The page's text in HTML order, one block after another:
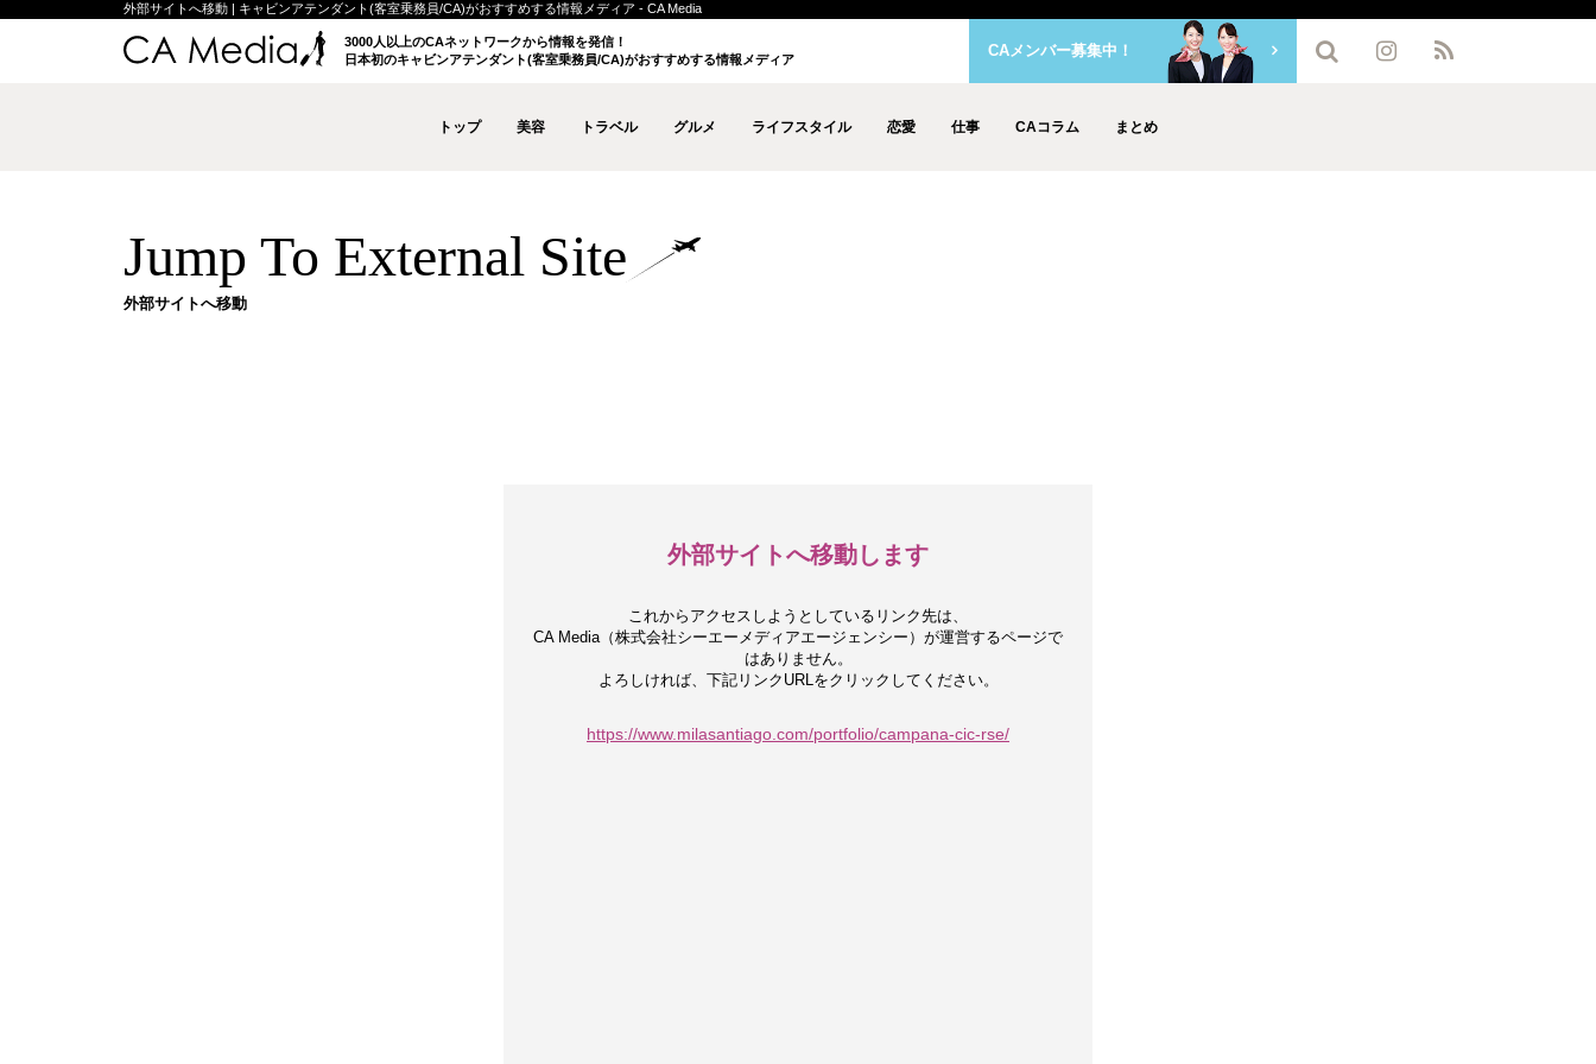
外部サイトへ移動 | キャビンアテンダント(客室乗務員/CA)がおすすめする情報メディア - CA Media
3000人以上のCAネットワークから情報を発信！
日本初のキャビンアテンダント(客室乗務員/CA)がおすすめする情報メディア
トップ 美容 トラベル グルメ ライフスタイル 恋愛 仕事 CAコラム まとめ
CAメンバー募集中！
Jump To External Site
外部サイトへ移動
外部サイトへ移動します
これからアクセスしようとしているリンク先は、
CA Media（株式会社シーエーメディアエージェンシー）が運営するページで
はありません。
よろしければ、下記リンクURLをクリックしてください。
https://www.milasantiago.com/portfolio/campana-cic-rse/